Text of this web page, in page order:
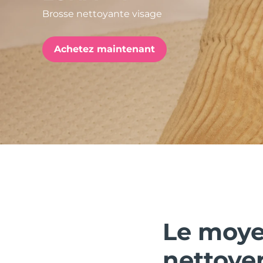
Brosse nettoyante visage
Achetez maintenant
Le
issa™ Teeth Whitening Set
FAQ™ Dual LED Panel
POPULAIRE